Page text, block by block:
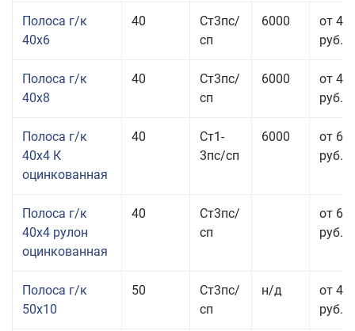
Полоса г/к
40x6
40
Ст3пс/
сп
6000
от 43
руб.
Полоса г/к
40x8
40
Ст3пс/
сп
6000
от 43
руб.
Полоса г/к
40x4 К
оцинкованная
40
Ст1-
3пс/сп
6000
от 68
руб.
Полоса г/к
40x4 рулон
оцинкованная
40
Ст3пс/
сп
от 69
руб.
Полоса г/к
50x10
50
Ст3пс/
сп
н/д
от 44
руб.